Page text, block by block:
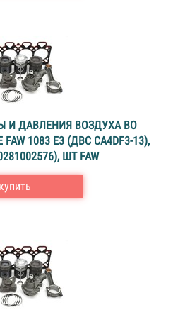
И ДАВЛЕНИЯ ВОЗДУХА ВО
1083 E3 (ДВС CA4DF3-13),
ШТ FAW
купить